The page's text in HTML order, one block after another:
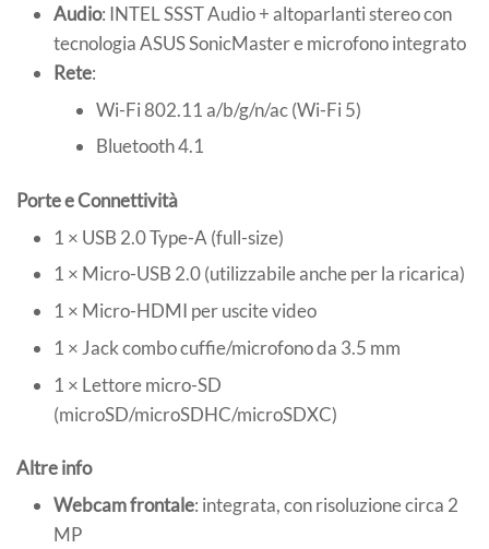
Audio: INTEL SSST Audio + altoparlanti stereo con
tecnologia ASUS SonicMaster e microfono integrato
Rete:
Wi-Fi 802.11 a/b/g/n/ac (Wi-Fi 5)
Bluetooth 4.1
Porte e Connettività
1 × USB 2.0 Type-A (full-size)
1 × Micro-USB 2.0 (utilizzabile anche per la ricarica)
1 × Micro-HDMI per uscite video
1 × Jack combo cuffie/microfono da 3.5 mm
1 × Lettore micro-SD
(microSD/microSDHC/microSDXC)
Altre info
Webcam frontale: integrata, con risoluzione circa 2
MP